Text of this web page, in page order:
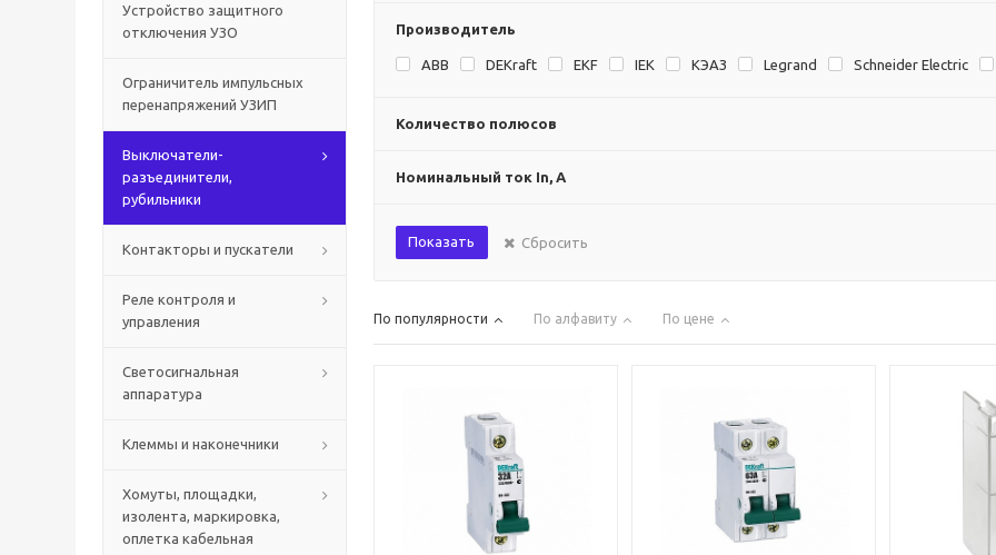
Устройство защитного
отключения УЗО
Ограничитель импульсных
перенапряжений УЗИП
Выключатели-
разъединители,
рубильники
Контакторы и пускатели
Реле контроля и
управления
Светосигнальная
аппаратура
Клеммы и наконечники
Хомуты, площадки,
изолента, маркировка,
оплетка кабельная
Производитель
ABB DEKraft EKF IEK KЭAЗ Legrand Schneider Electric
Количество полюсов
Номинальный ток In, А
Показать Сбросить
По популярности По алфавиту По цене